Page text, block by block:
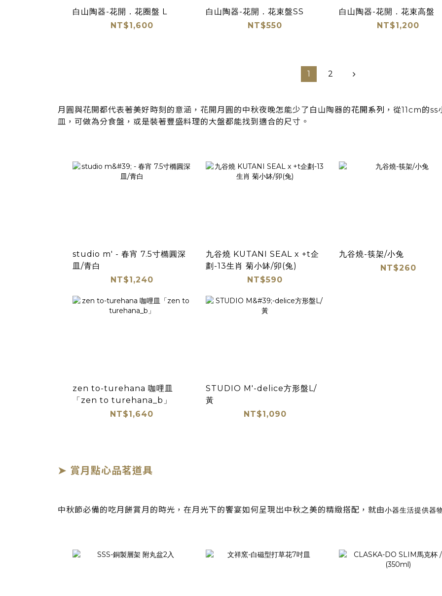
白山陶器-花開．花圈盤 L
NT$1,600
白山陶器-花開．花束盤SS
NT$550
白山陶器-花開．花束高盤
NT$1,200
1 2
月圓與花開都代表著美好時刻的意涵，花開月圓的中秋夜晚怎能少了白山陶器的花開系列
，從11cm的
皿，可做為分食盤，或是裝著豐盛料理的大盤都能找到適合的尺寸。
studio m' - 春宵 7.5寸橢圓深
皿/青白
NT$1,240
九谷燒 KUTANI SEAL x +t企
劃-13生肖 菊小缽/卯(兔)
NT$590
九谷燒-筷架/小兔
NT$260
zen to-turehana 咖哩皿
「zen to turehana_b」
NT$1,640
STUDIO M'-delice方形盤L/
黃
NT$1,090
➤ 賞月點心品茗道具
中秋節必備的吃月餅賞月的時光，在月光下的饗宴如何呈現出中秋之美的精緻搭配，就由小器生活提供器